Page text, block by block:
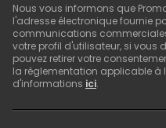
Nous vous informons que
l'adresse électronique fournie
communications
votre profil d'utilisateur, si vous
pouvez retirer votre
la réglementation applicable à
d'informations ici.